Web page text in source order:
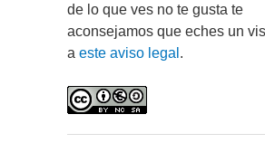
de lo que ves no te gusta te
aconsejamos que eches un
a este aviso legal .